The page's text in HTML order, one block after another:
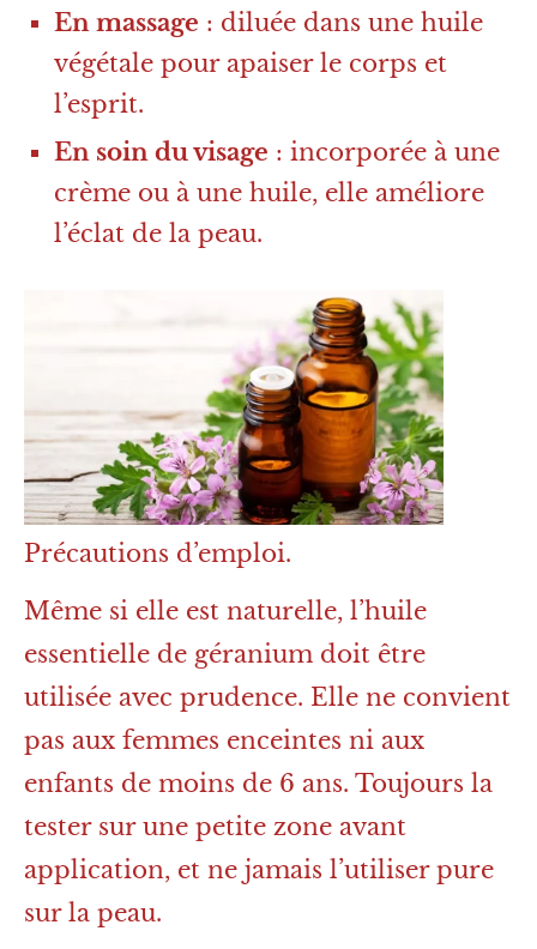
En massage : diluée dans une huile
végétale pour apaiser le corps et
l’esprit.
En soin du visage : incorporée à une
crème ou à une huile, elle améliore
l’éclat de la peau.
Précautions d’emploi.
Même si elle est naturelle, l’huile
essentielle de géranium doit être
utilisée avec prudence. Elle ne convient
pas aux femmes enceintes ni aux
enfants de moins de 6 ans. Toujours la
tester sur une petite zone avant
application, et ne jamais l’utiliser pure
sur la peau.